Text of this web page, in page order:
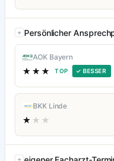
Persönlicher
AOK Bayern
★★★ TOP ✓ BESSER
BKK Linde
★ ★★